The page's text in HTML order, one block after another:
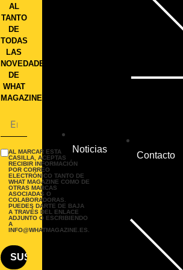
AL
TANTO
DE
TODAS
LAS
NOVEDADES
DE
WHAT
MAGAZINE.
AL MARCAR ESTA
CASILLA, ACEPTAS
RECIBIR INFORMACIÓN
POR CORREO
ELECTRÓNICO TANTO DE
WHAT MAGAZINE COMO DE
OTRAS MARCAS
ASOCIADAS O
COLABORADORAS.
PUEDES DARTE DE BAJA
A TRAVÉS DEL ENLACE
ADJUNTO O ESCRIBIENDO
A
INFO@WHATMAGAZINE.ES.
Noticias
Contacto